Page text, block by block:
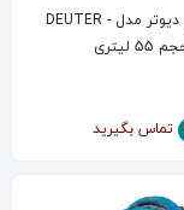
کوله پشتی دیوتر مدل DEUTER -
تماس بگیرید